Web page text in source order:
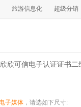
旅游信息化 超级分销
欣可信电子认证证书二
子媒体，请选如下尺寸: